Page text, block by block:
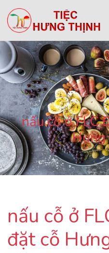
nấu cỗ ở FLC
nấu cỗ ở
đặt cỗ